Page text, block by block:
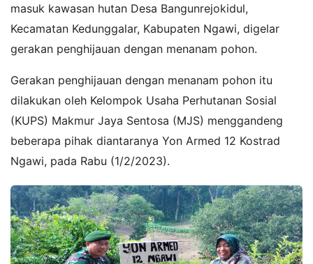
masuk kawasan hutan Desa Bangunrejokidul,
Kecamatan Kedunggalar, Kabupaten Ngawi, digelar
gerakan penghijauan dengan menanam pohon.
Gerakan penghijauan dengan menanam pohon itu
dilakukan oleh Kelompok Usaha Perhutanan Sosial
(KUPS) Makmur Jaya Sentosa (MJS) menggandeng
beberapa pihak diantaranya Yon Armed 12 Kostrad
Ngawi, pada Rabu (1/2/2023).